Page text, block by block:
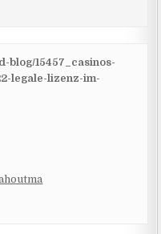
blog/15457_casinos-
legale-lizenz-im-